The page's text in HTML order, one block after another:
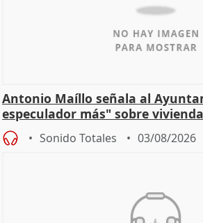
Antonio Maíllo señala al
especulador más" sobre
Becerril
Sonido Totales 03/08/2026